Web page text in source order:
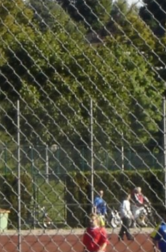
ONLINE-